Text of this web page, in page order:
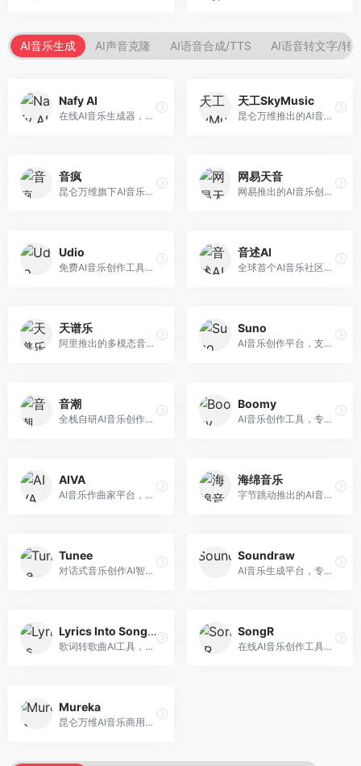
AI音乐生成 AI声音克隆 AI语音合成/TTS AI语音转文字/转
Nafy AI
在线AI音乐生成器，专注于快速音乐创作。面向内容创作者，支持多种风格音乐生成，操作简便，生成速度快，适合快速配乐需求。
天工SkyMusic
昆仑万维推出的AI音乐创作平台，基于天工大模型。面向音乐创作者，支持歌词生成、旋律创作、音乐编曲等服务，中文音乐创作能力强。
音疯
昆仑万维旗下AI音乐创作平台，专注于音乐内容生成。面向音乐爱好者和内容创作者，提供多种风格音乐生成，操作简便，创作速度快。
网易天音
网易推出的AI音乐创作工具，支持作词、作曲与编曲。面向音乐爱好者和独立音乐人，提供歌词生成、旋律创作、编曲制作等服务，与网易云音乐生态深度整合。
Udio
免费AI音乐创作工具，专注于高质量音乐生成。面向音乐创作者和内容制作者，支持多种音乐风格生成，音质专业，创作自由度高，适合专业音乐制作场景。
音述AI
全球首个AI音乐社区平台，整合创作与分享功能。面向音乐创作者和爱好者，提供音乐创作、作品分享、社区交流等服务，社区氛围活跃。
天谱乐
阿里推出的多模态音乐生成平台，整合音频与文本理解能力。面向内容创作者，支持歌词生成、旋律创作、音乐编辑等服务，与阿里生态深度整合。
Suno
AI音乐创作平台，支持通过文字描述生成完整歌曲，包含歌词、旋律和人声。面向音乐爱好者、内容创作者和独立音乐人，操作门槛低，创作速度快，支持多种音乐风格，为音乐创作带来全新可能。
音潮
全栈自研AI音乐创作平台，支持从创作到发布的完整流程。面向独立音乐人和音乐工作室，提供作词作曲、编曲混音、音乐发布等服务，创作工具专业。
Boomy
AI音乐创作工具，专注于快速音乐生成与发布。面向音乐爱好者和业余创作者，支持一键生成原创音乐，可直接发布到音乐平台，创作门槛低。
AIVA
AI音乐作曲家平台，专注于古典和影视配乐创作。面向影视制作人和游戏开发者，提供原创音乐生成、配乐定制等服务，音乐风格专业，适合影视游戏配乐。
海绵音乐
字节跳动推出的AI音乐创作平台，支持多风格音乐生成。面向内容创作者和音乐爱好者，提供歌词创作、旋律生成、编曲制作等服务，创作效率高，适合短视频配乐。
Tunee
对话式音乐创作AI智能体，支持自然语言交互创作。面向音乐爱好者，通过对话方式完成音乐创作，交互体验友好，创作过程直观。
Soundraw
AI音乐生成平台，专注于免版税音乐创作。面向视频创作者和内容制作者，提供背景音乐生成、音乐定制等服务，音乐版权清晰，适合视频配乐场景。
Lyrics Into Song AI
歌词转歌曲AI工具，支持将歌词转化为完整歌曲。面向歌词创作者和音乐爱好者，提供歌词谱曲、编曲制作等服务，歌词音乐化效率高。
SongR
在线AI音乐创作工具，支持歌词与旋律一体化生成。面向内容创作者和音乐爱好者，提供歌词创作、旋律生成、音乐制作等服务，操作简便，创作速度快。
Mureka
昆仑万维AI音乐商用创作平台，专注于商业音乐授权。面向企业和商业用户，提供版权音乐生成、商用授权等服务，音乐版权清晰，商业应用安全。